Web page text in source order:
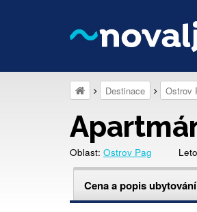
Destinace Ostrov
Oblast: Ostrov Pag
Cena a popis ubytování